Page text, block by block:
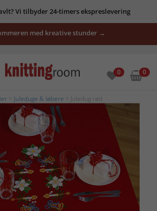
Vi tilbyder 24-timers ekspreslevering
med kreative stunder →
0 0
Juleduge & løbere > Juledug rød